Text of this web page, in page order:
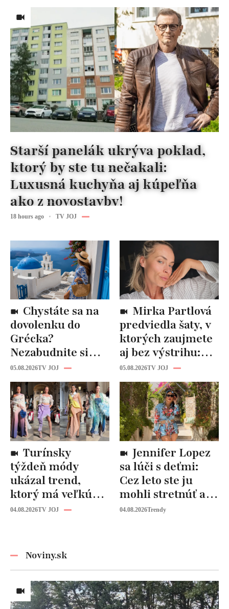
Starší panelák ukrýva poklad,
ktorý by ste tu nečakali:
Luxusná kuchyňa aj kúpeľňa
ako z novostavby!
18 hours ago TV JOJ
dovolenku do
Grécka?
Nezabudnite si
odtiaľ uloviť tieto
štýlové kúsky
05.08.2026TV JOJ
predviedla šaty, v
ktorých zaujmete
aj bez výstrihu:
Ich čaro je v tomto
detaile
05.08.2026TV JOJ
týždeň módy
ukázal trend,
ktorý má veľkú
budúcnosť: Počuli
04.08.2026TV JOJ
sa lúči s deťmi:
Cez leto ste ju
mohli stretnúť aj
vy!
04.08.2026Trendy
Noviny.sk